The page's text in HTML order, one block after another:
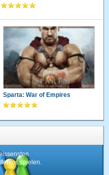
Sparta: War of Empires
spielen.